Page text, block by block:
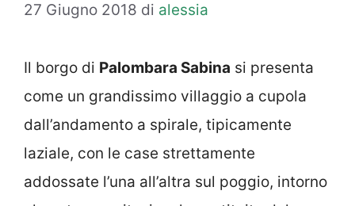
27 Giugno 2018 di alessia
Il borgo di Palombara Sabina si presenta
come un grandissimo villaggio a cupola
dall’andamento a spirale, tipicamente
laziale, con le case strettamente
addossate l’una all’altra sul poggio, intorno